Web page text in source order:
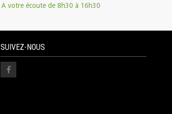
A votre écoute de 8h30 à 16h30
SUIVEZ-NOUS